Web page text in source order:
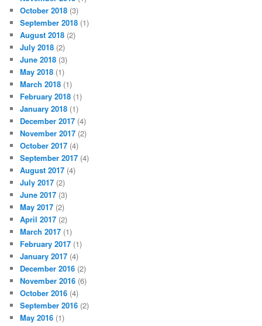
October 2018 (3)
September 2018 (1)
August 2018 (2)
July 2018 (2)
June 2018 (3)
May 2018 (1)
March 2018 (1)
February 2018 (1)
January 2018 (1)
December 2017 (4)
November 2017 (2)
October 2017 (4)
September 2017 (4)
August 2017 (4)
July 2017 (2)
June 2017 (3)
May 2017 (2)
April 2017 (2)
March 2017 (1)
February 2017 (1)
January 2017 (4)
December 2016 (2)
November 2016 (6)
October 2016 (4)
September 2016 (2)
May 2016 (1)